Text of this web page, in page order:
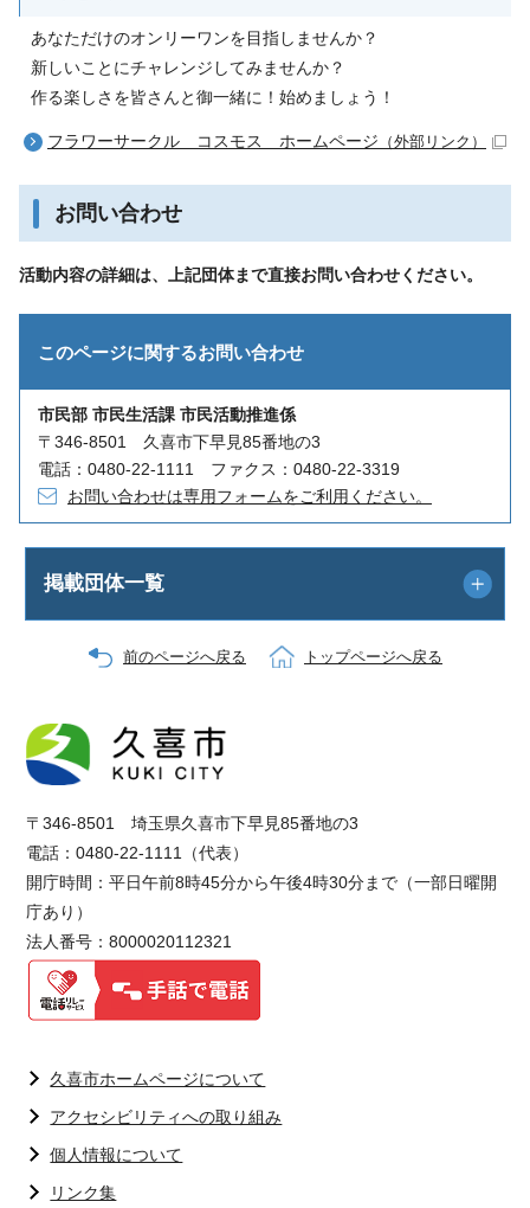
あなただけのオンリーワンを目指しませんか？
新しいことにチャレンジしてみませんか？
作る楽しさを皆さんと御一緒に！始めましょう！
フラワーサークル コスモス ホームページ （外部リンク）
お問い合わせ
活動内容の詳細は、上記団体まで直接お問い合わせください。
このページに関するお問い合わせ
市民部 市民生活課 市民活動推進係
〒346-8501 久喜市下早見85番地の3
電話：0480-22-1111 ファクス：0480-22-3319
お問い合わせは専用フォームをご利用ください。
掲載団体一覧
前のページへ戻る トップページへ戻る
〒346-8501 埼玉県久喜市下早見85番地の3
電話：0480-22-1111（代表）
開庁時間：平日午前8時45分から午後4時30分まで（一部日曜開
庁あり）
法人番号：8000020112321
久喜市ホームページについて
アクセシビリティへの取り組み
個人情報について
リンク集